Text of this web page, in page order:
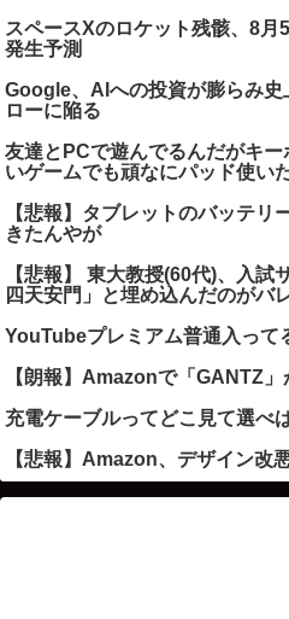
スペースXのロケット残骸、8
発生予測
Google、AIへの投資が膨らみ
ローに陥る
友達とPCで遊んでるんだがキ
いゲームでも頑なにパッド使い
【悲報】タブレットのバッテリ
きたんやが
【悲報】 東大教授(60代)、入
四天安門」と埋め込んだのがバ
YouTubeプレミアム普通入って
【朗報】Amazonで「GANTZ」
充電ケーブルってどこ見て選べ
【悲報】Amazon、デザイン改